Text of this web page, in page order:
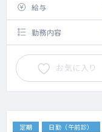
給与
勤務内容
お気に入り
定期 日勤（午前診）